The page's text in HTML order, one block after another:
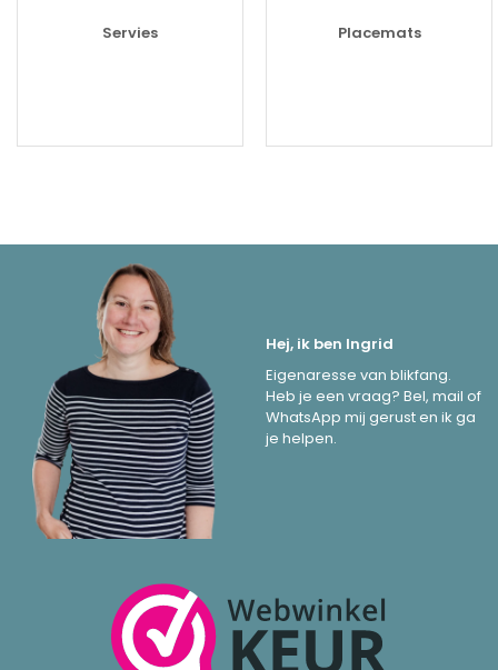
Servies Placemats
Hej, ik ben Ingrid
Eigenaresse van blikfang.
Heb je een vraag? Bel, mail of
WhatsApp mij gerust en ik ga
je helpen.